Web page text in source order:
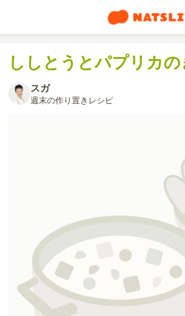
ししとうとパプリカ
スガ
週末の作り置きレシピ